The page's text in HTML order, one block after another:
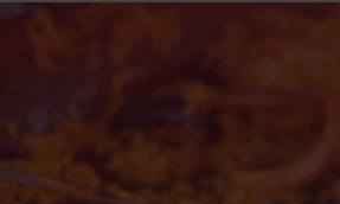
Panneau de gestion des cookies